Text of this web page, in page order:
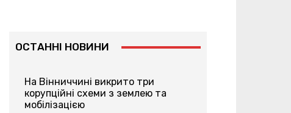
ОСТАННІ НОВИНИ
На Вінниччині викрито три
корупційні схеми з землею та
мобілізацією